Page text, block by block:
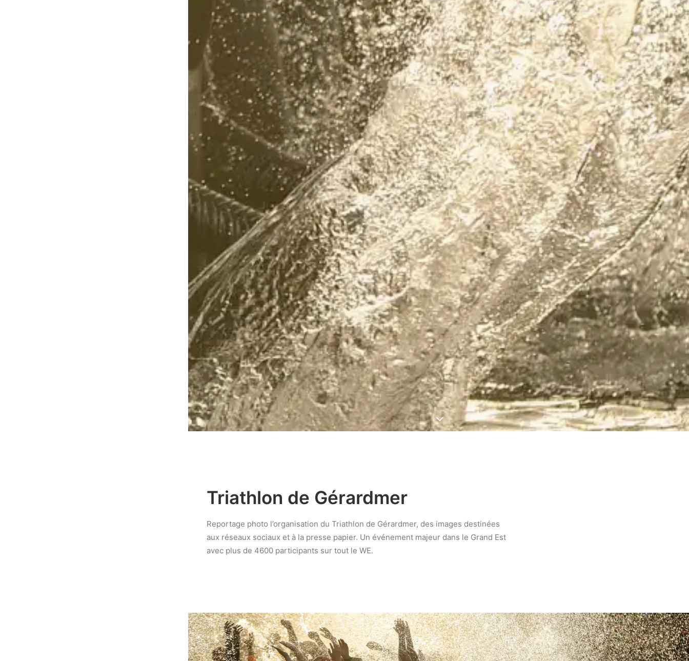
Triathlon de Gérardmer
Reportage photo l’organisation du Triathlon de Gérardmer, des images destinées
aux réseaux sociaux et à la presse papier. Un événement majeur dans le Grand Est
avec plus de 4600 participants sur tout le WE.